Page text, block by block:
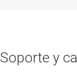
Soporte y